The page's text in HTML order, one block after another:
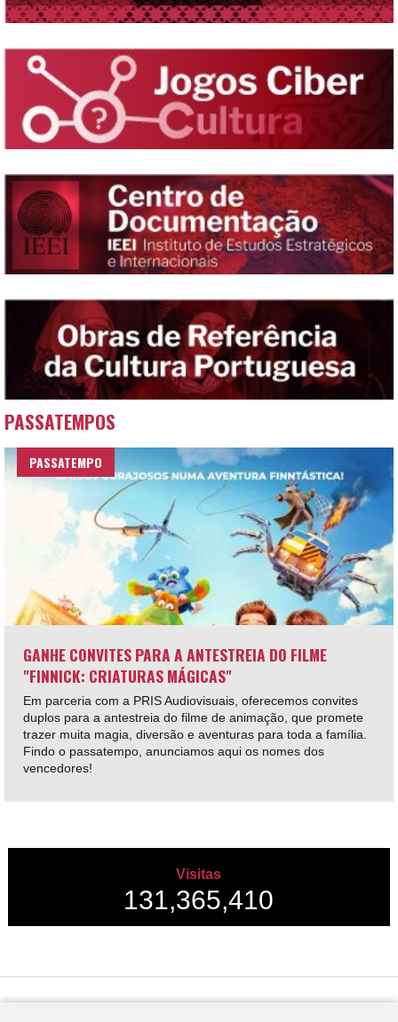
PASSATEMPOS
PASSATEMPO
GANHE CONVITES PARA A ANTESTREIA DO FILME
"FINNICK: CRIATURAS MÁGICAS"
Em parceria com a PRIS Audiovisuais, oferecemos convites
duplos para a antestreia do filme de animação, que promete
trazer muita magia, diversão e aventuras para toda a família.
Findo o passatempo, anunciamos aqui os nomes dos
vencedores!
Visitas
131,365,410